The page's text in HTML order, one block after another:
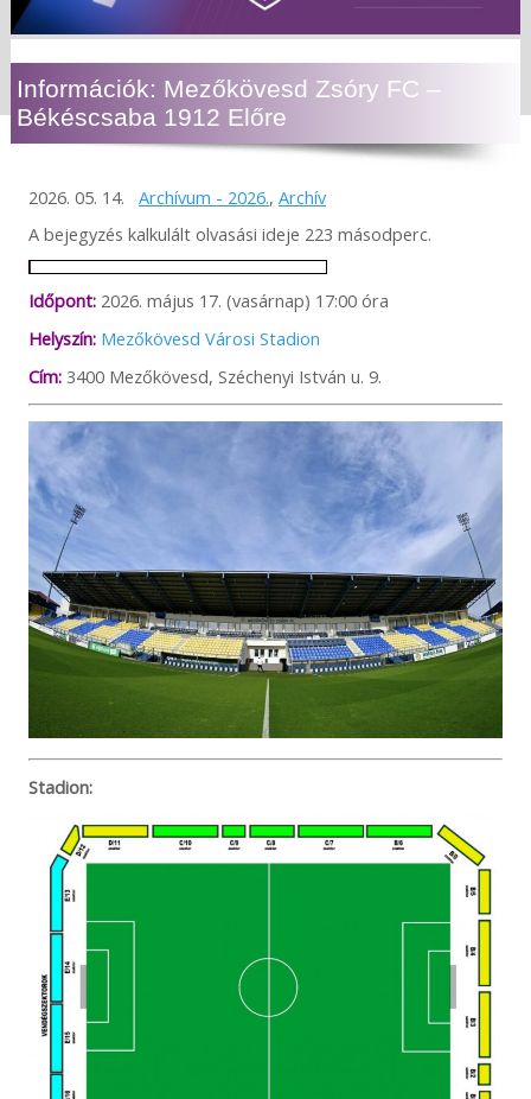
Információk: Mezőkövesd Zsóry FC –
Békéscsaba 1912 Előre
2026. 05. 14. Archívum - 2026., Archív
A bejegyzés kalkulált olvasási ideje 223 másodperc.
Időpont:2026. május 17. (vasárnap) 17:00 óra
Helyszín: Mezőkövesd Városi Stadion
Cím:3400 Mezőkövesd, Széchenyi István u. 9.
Stadion: